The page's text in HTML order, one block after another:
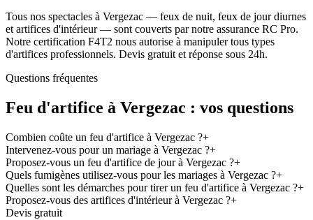
Tous nos spectacles à Vergezac — feux de nuit, feux de jour diurnes
et artifices d'intérieur — sont couverts par notre assurance RC Pro.
Notre certification F4T2 nous autorise à manipuler tous types
d'artifices professionnels. Devis gratuit et réponse sous 24h.
Questions fréquentes
Feu d'artifice à Vergezac : vos questions
Combien coûte un feu d'artifice à Vergezac ?+
Intervenez-vous pour un mariage à Vergezac ?+
Proposez-vous un feu d'artifice de jour à Vergezac ?+
Quels fumigènes utilisez-vous pour les mariages à Vergezac ?+
Quelles sont les démarches pour tirer un feu d'artifice à Vergezac ?+
Proposez-vous des artifices d'intérieur à Vergezac ?+
Devis gratuit